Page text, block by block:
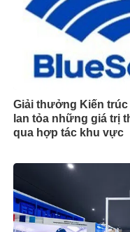
Giải thưởng Kiến trúc
lan tỏa những giá trị
qua hợp tác khu vực